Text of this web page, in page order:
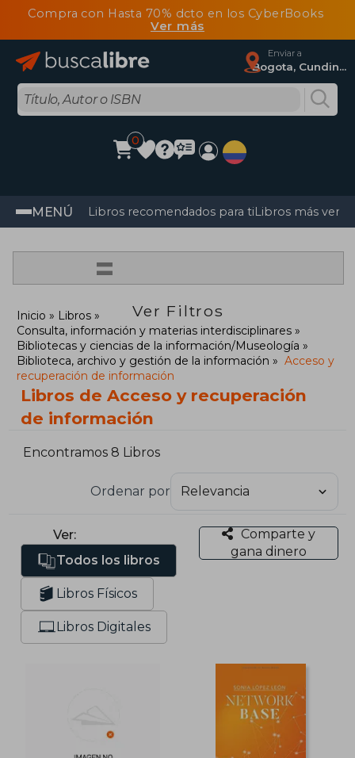
Compra con Hasta 70% dcto en los CyberBooks
Ver más
Enviar a
Bogota, Cundinamarca
0
MENÚ Libros recomendados para tiLibros más
=
Ver Filtros
Inicio
Libros
Consulta, información y materias interdisciplinares
Bibliotecas y ciencias de la información/Museología
Biblioteca, archivo y gestión de la información
Acceso y
recuperación de información
Libros de Acceso y recuperación
de información
Encontramos 8 Libros
Ordenar por
Ver:
Todos los libros
Libros Físicos
Libros Digitales
Comparte y
gana dinero